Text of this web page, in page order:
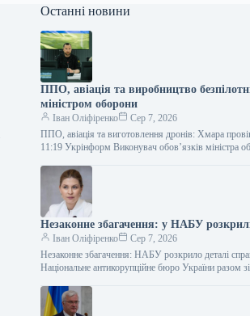
Останні новини
ППО, авіація та виробництво
міністром оборони
Іван Оліфіренко
Сер 7, 2026
ППО, авіація та виготовлення дронів: Хмара
11:19 Укрінформ Виконувач обов’язків міністра
Незаконне збагачення: у НАБУ
Іван Оліфіренко
Сер 7, 2026
Незаконне збагачення: НАБУ розкрило деталі
Національне антикорупційне бюро України разом